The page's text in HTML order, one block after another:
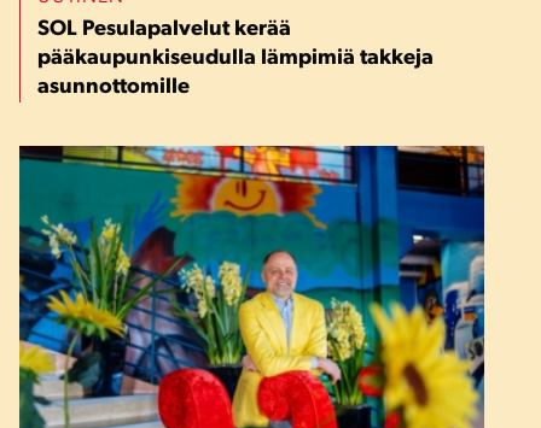
SOL Pesulapalvelut kerää
pääkaupunkiseudulla lämpimiä takkeja
asunnottomille